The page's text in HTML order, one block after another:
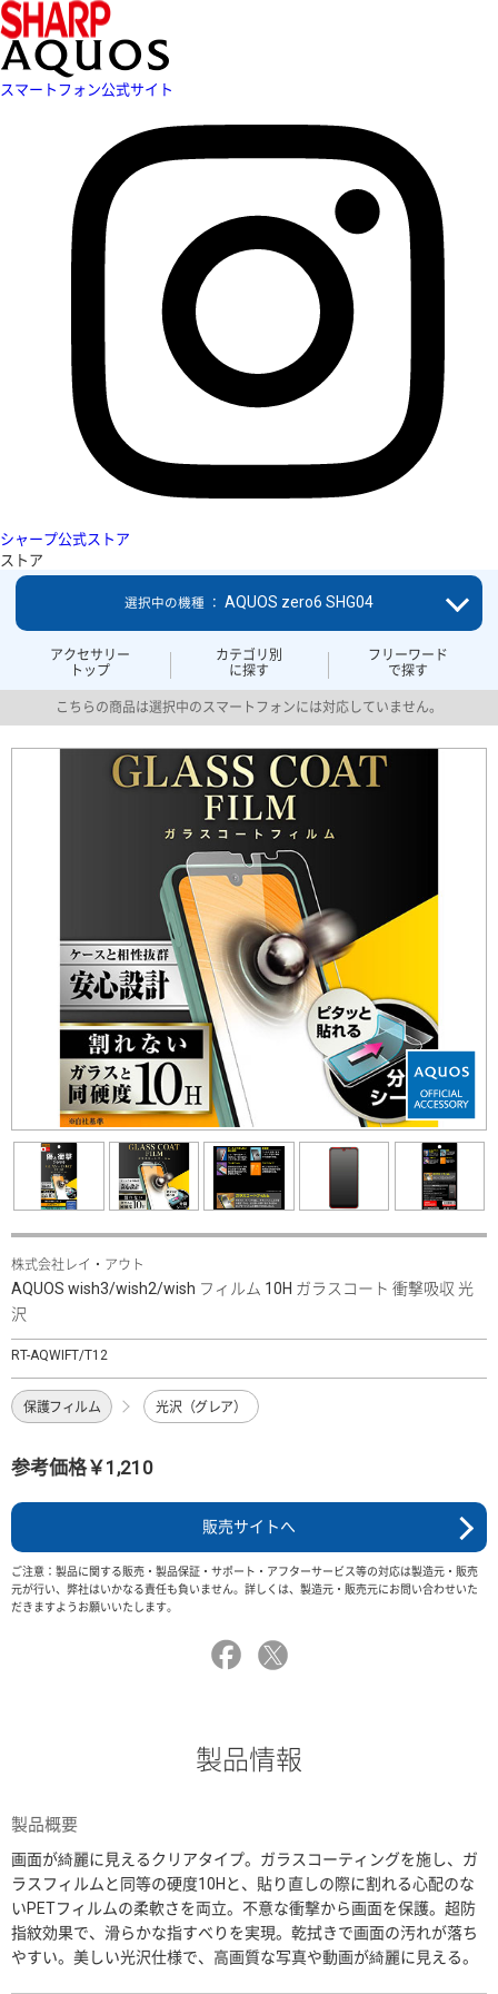
スマートフォン公式サイト
シャープ公式ストア
ストア
アクセサリー
トップ
カテゴリ別
に探す
フリーワード
で探す
選択中の機種 ： AQUOS zero6 SHG04
こちらの商品は選択中のスマートフォンには対応していません。
株式会社レイ・アウト
AQUOS wish3/wish2/wish フィルム 10H ガラスコート 衝撃吸収 光
沢
RT-AQWIFT/T12
保護フィルム 光沢（グレア）
参考価格￥1,210
販売サイトへ
ご注意：製品に関する販売・製品保証・サポート・アフターサービス等の対応は製造元・販売
元が行い、弊社はいかなる責任も負いません。詳しくは、製造元・販売元にお問い合わせいた
だきますようお願いいたします。
製品情報
製品概要
画面が綺麗に見えるクリアタイプ。ガラスコーティングを施し、ガ
ラスフィルムと同等の硬度10Hと、貼り直しの際に割れる心配のな
いPETフィルムの柔軟さを両立。不意な衝撃から画面を保護。超防
指紋効果で、滑らかな指すべりを実現。乾拭きで画面の汚れが落ち
やすい。美しい光沢仕様で、高画質な写真や動画が綺麗に見える。